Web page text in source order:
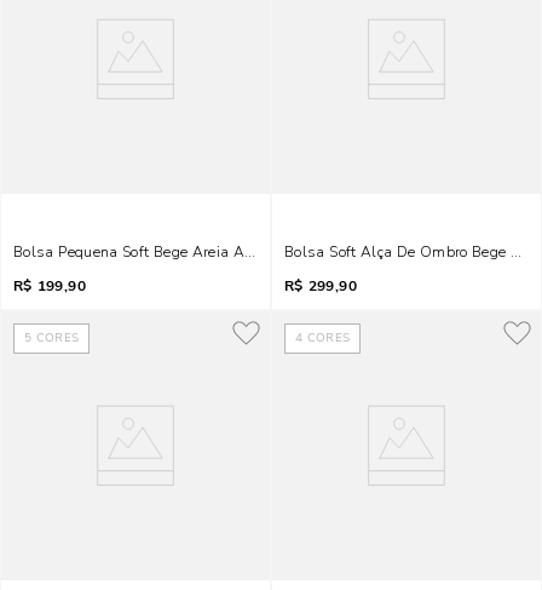
Bolsa Pequena Soft Bege Areia Alça Transversal Corrente
R$ 199,90
Bolsa Soft Alça De Ombro Bege
R$ 299,90
5 CORES 4 CORES